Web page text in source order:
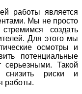
работы является
Мы не просто
создать
Для этого мы
осмотры и
потенциальные
серьезными. Такой
снизить риски и
работы.